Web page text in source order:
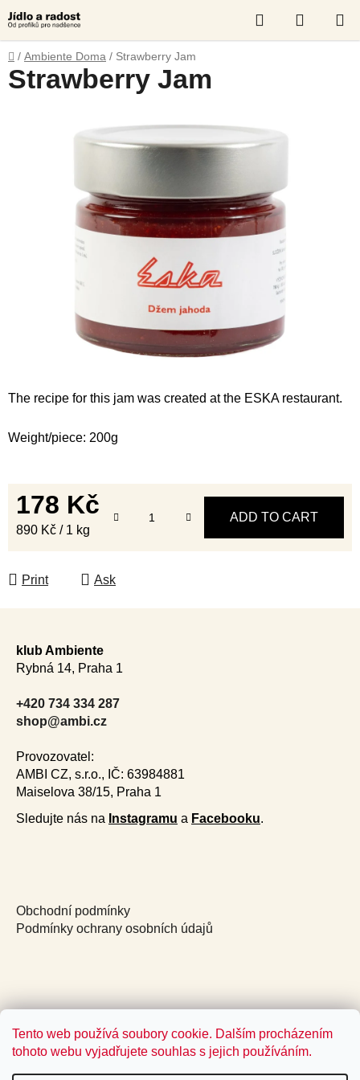
Tento web používá soubory cookie. Dalším procházením
tohoto webu vyjadřujete souhlas s jejich používáním.
to
content
Search
CART
Home
/ Ambiente Doma / Strawberry Jam
The recipe for this jam was created at the ESKA restaurant.
Weight/piece: 200g
178 Kč
Measure price:
890 Kč / 1 kg
ADD TO CART
Print Ask
Strawberry Jam
klub Ambiente
Rybná 14, Praha 1
+420 734 334 287
shop@ambi.cz
Provozovatel:
AMBI CZ, s.r.o., IČ: 63984881
Maiselova 38/15, Praha 1
Sledujte nás na Instagramu a Facebooku.
Obchodní podmínky
Podmínky ochrany osobních údajů